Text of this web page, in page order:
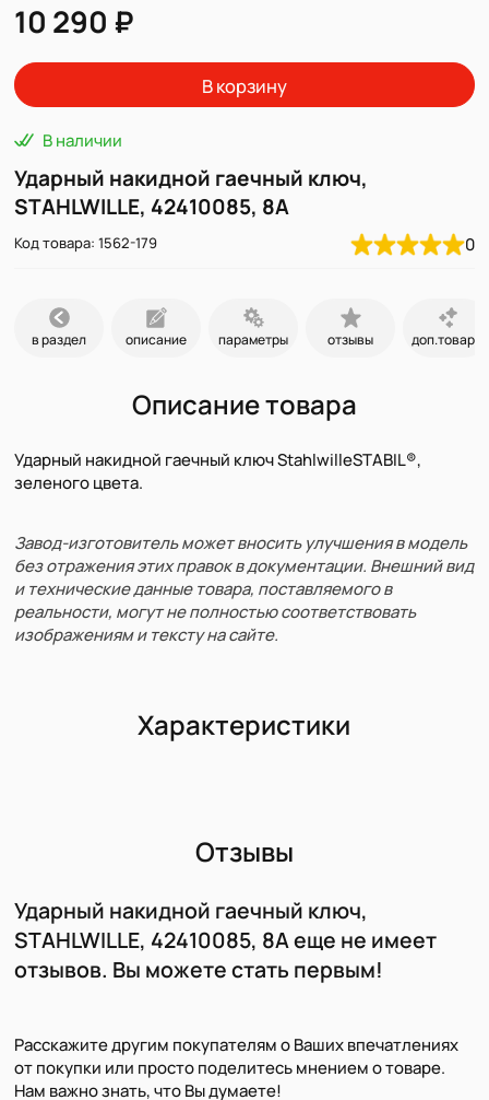
10 290 ₽
В корзину
В наличии
Ударный накидной гаечный ключ,
STAHLWILLE, 42410085, 8A
Код товара: 1562-179 0
в раздел описание параметры отзывы доп.товары
Описание товара
Ударный накидной гаечный ключ StahlwilleSTABIL®,
зеленого цвета.
Завод-изготовитель может вносить улучшения в модель
без отражения этих правок в документации. Внешний вид
и технические данные товара, поставляемого в
реальности, могут не полностью соответствовать
изображениям и тексту на сайте.
Характеристики
Отзывы
Ударный накидной гаечный ключ,
STAHLWILLE, 42410085, 8A еще не имеет
отзывов. Вы можете стать первым!
Расскажите другим покупателям о Ваших впечатлениях
от покупки или просто поделитесь мнением о товаре.
Нам важно знать, что Вы думаете!